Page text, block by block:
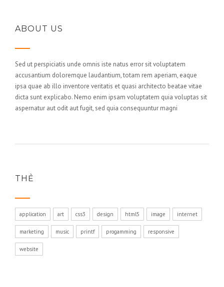
ABOUT US
Sed ut perspiciatis unde omnis iste natus error sit voluptatem
accusantium doloremque laudantium, totam rem aperiam, eaque
ipsa quae ab illo inventore veritatis et quasi architecto beatae vitae
dicta sunt explicabo. Nemo enim ipsam voluptatem quia voluptas sit
aspernatur aut odit aut fugit, sed quia consequuntur magni
THẺ
application art css3 design html5 image internet
marketing music printf progamming responsive
website